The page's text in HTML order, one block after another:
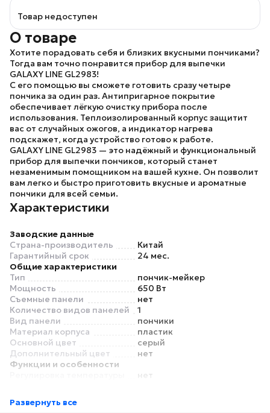
Товар недоступен
О товаре
Хотите порадовать себя и близких вкусными пончиками?
Тогда вам точно понравится прибор для выпечки
GALAXY LINE GL2983!
С его помощью вы сможете готовить сразу четыре
пончика за один раз. Антипригарное покрытие
обеспечивает лёгкую очистку прибора после
использования. Теплоизолированный корпус защитит
вас от случайных ожогов, а индикатор нагрева
подскажет, когда устройство готово к работе.
GALAXY LINE GL2983 — это надёжный и функциональный
прибор для выпечки пончиков, который станет
незаменимым помощником на вашей кухне. Он позволит
вам легко и быстро приготовить вкусные и ароматные
пончики для всей семьи.
Характеристики
Заводские данные
Страна-производитель
Китай
Гарантийный срок
24 мес.
Общие характеристики
Тип
пончик-мейкер
Мощность
650 Вт
Съемные панели
нет
Количество видов панелей
1
Вид панели
пончики
Материал корпуса
пластик
Основной цвет
серый
Дополнительный цвет
нет
Функции и особенности
нет
Индикатор работы
Развернуть все